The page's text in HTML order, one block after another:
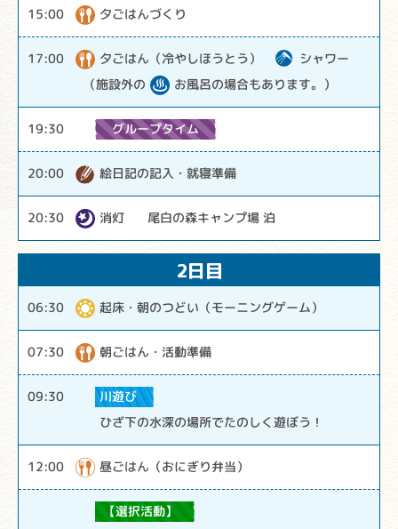
15:00 夕ごはんづくり
17:00 夕ごはん（冷やしほうとう） シャワー
（施設外の お風呂の場合もあります。）
19:30 グループタイム
20:00 絵日記の記入・就寝準備
20:30 消灯 尾白の森キャンプ場 泊
2日目
06:30 起床・朝のつどい（モーニングゲーム）
07:30 朝ごはん・活動準備
09:30 川遊び
ひざ下の水深の場所でたのしく遊ぼう！
12:00 昼ごはん（おにぎり弁当）
【選択活動】